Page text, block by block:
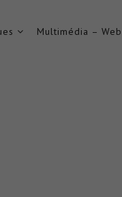
Multimédia – Web
D'ETUDES